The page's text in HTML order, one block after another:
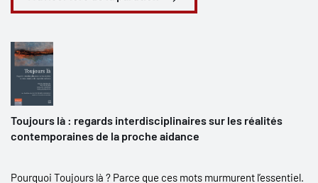
Toujours là : regards interdisciplinaires sur les réalités
contemporaines de la proche aidance
Pourquoi Toujours là ? Parce que ces mots murmurent l’essentiel.